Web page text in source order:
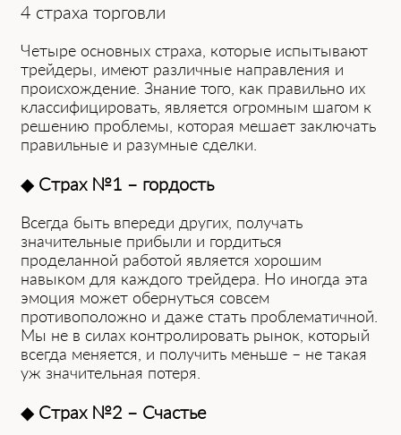
4 страха торговли
Четыре основных страха, которые испытывают
трейдеры, имеют различные направления и
происхождение. Знание того, как правильно их
классифицировать, является огромным шагом к
решению проблемы, которая мешает заключать
правильные и разумные сделки.
◆ Страх №1 – гордость
Всегда быть впереди других, получать
значительные прибыли и гордиться
проделанной работой является хорошим
навыком для каждого трейдера. Но иногда эта
эмоция может обернуться совсем
противоположно и даже стать проблематичной.
Мы не в силах контролировать рынок, который
всегда меняется, и получить меньше – не такая
уж значительная потеря.
◆ Страх №2 – Счастье